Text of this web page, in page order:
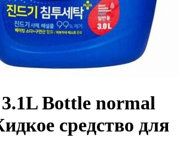
Bottle normal
средство для